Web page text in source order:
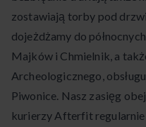
zostawiają torby pod
dojeżdżamy do
Majków i Chmielnik, a
Archeologicznego,
Piwonice. Nasz zasięg
kurierzy Afterfit